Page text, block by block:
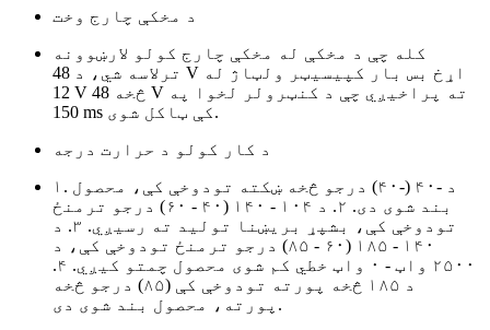
د مخکې چارج وخت
کله چې د مخکې له مخکې چارج کولو لارښوونه
ترلاسه شي، د 48 V اړخ بس بار کپیسیټر ولټاژ له
12 V څخه 48 V ته پراخیږي چې د کنټرولر لخوا په
150 ms کې ټاکل شوی.
د کار کولو د حرارت درجه
۱. د -۴۰ (-۴۰) درجو څخه ښکته تودوخې کې، محصول
بند شوی دی. ۲. د ۱۰۴ - ۱۴۰ (۴۰ - ۶۰) درجو ترمنځ
تودوخې کې، بشپړ بریښنا تولید ته رسیږي. ۳. د
۱۴۰ - ۱۸۵ (۶۰ - ۸۵) درجو ترمنځ تودوخې کې، د
۲۵۰۰ واټ - ۰ واټ خطي کم شوی محصول چمتو کیږي. ۴.
د ۱۸۵ څخه پورته تودوخې کې (۸۵) درجو څخه
پورته، محصول بند شوی دی.